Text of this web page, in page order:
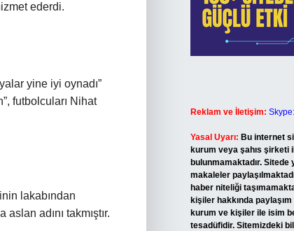
ederdi.
yine iyi oynadı”
futbolcuları Nihat
lakabından
adını takmıştır.
Reklam ve İletişim:
Yasal Uyarı: Bu internet
kurum veya şahıs şirketi
bulunmamaktadır. Sitede
makaleler
haber niteliği
kişiler hakkında
kurum ve kişiler ile isim
tesadüfidir. Sitemizdeki